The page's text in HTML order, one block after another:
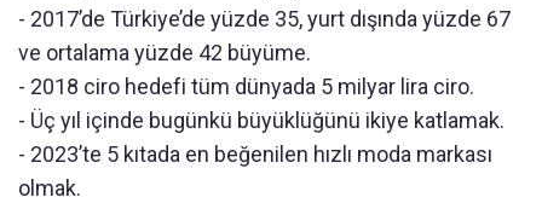
- 2017’de Türkiye’de yüzde 35, yurt dışında yüzde 67
ve ortalama yüzde 42 büyüme.
- 2018 ciro hedefi tüm dünyada 5 milyar lira ciro.
- Üç yıl içinde bugünkü büyüklüğünü ikiye katlamak.
- 2023’te 5 kıtada en beğenilen hızlı moda markası
olmak.